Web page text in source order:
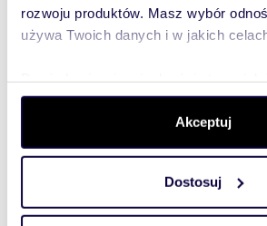
rozwoju produktów. Masz wybór
używa Twoich danych i w jakich
dane są przetwarzane oraz ustaw
. W Deklaracji
zmienić lub wycofać swoją zgodę w
Wykorzystujemy pliki cookie do
i reklam, aby oferować funkcje
Akceptuj
Dostosuj
ogródkiem i dwoma miejscami
mieszkanie Olsztyn, Gutkowo,